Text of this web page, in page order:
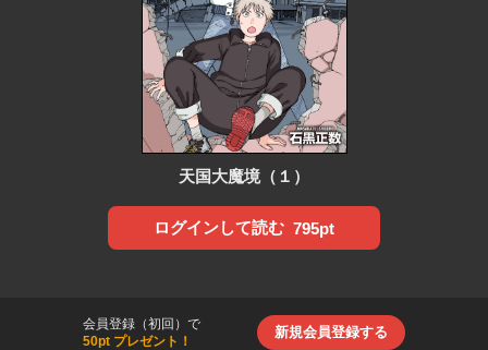
天国大魔境（１）
ログインして読む 795pt
会員登録（初回）で
50pt プレゼント！
新規会員登録する